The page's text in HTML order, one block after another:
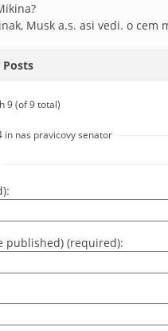
Musk a.s. asi vedi. o
Posts
9 (of 9 total)
in nas pravicovy senator
published) (required):